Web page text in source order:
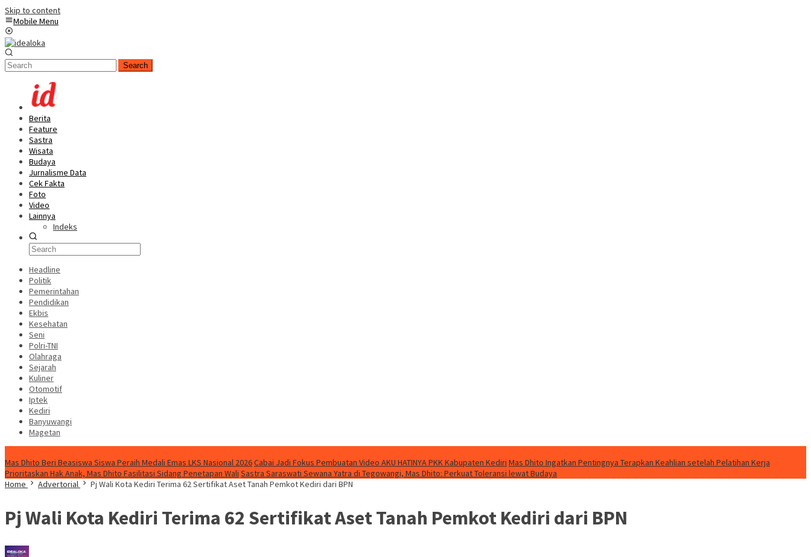
Skip to content
Mobile Menu
Search
Berita
Feature
Sastra
Wisata
Budaya
Jurnalisme Data
Cek Fakta
Foto
Video
Lainnya
Indeks
Headline
Politik
Pemerintahan
Pendidikan
Ekbis
Kesehatan
Seni
Polri-TNI
Olahraga
Sejarah
Kuliner
Otomotif
Iptek
Kediri
Banyuwangi
Magetan
Mas Dhito Beri Beasiswa Siswa Peraih Medali Emas LKS Nasional 2026Cabai Jadi Fokus Pembuatan Video AKU HATINYA PKK Kabupaten Kediri Mas Dhito Ingatkan Pentingnya Terapkan Keahlian setelah Pelatihan Kerja
Prioritaskan Hak Anak, Mas Dhito Fasilitasi Sidang Penetapan Wali Sastra Saraswati Sewana Yatra di Tegowangi, Mas Dhito: Perkuat Toleransi lewat Budaya
Home
Advertorial Pj Wali Kota Kediri Terima 62 Sertifikat Aset Tanah Pemkot Kediri dari BPN
Pj Wali Kota Kediri Terima 62 Sertifikat Aset Tanah Pemkot Kediri dari BPN